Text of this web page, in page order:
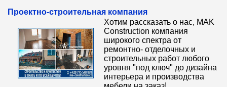
Проектно-строительная компания
Хотим рассказать о нас, MAK
Construction компания
широкого спектра от
ремонтно- отделочных и
строительных работ любого
уровня "под ключ" до дизайна
интерьера и производства